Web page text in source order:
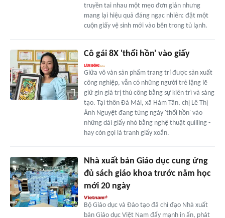
truyền tai nhau một mẹo đơn giản nhưng
mang lại hiệu quả đáng ngạc nhiên: đặt một
cuộn giấy vệ sinh mới vào bên trong tủ lạnh.
Cô gái 8X 'thổi hồn' vào giấy
Giữa vô vàn sản phẩm trang trí được sản xuất
công nghiệp, vẫn có những người trẻ lặng lẽ
giữ gìn giá trị thủ công bằng sự kiên trì và sáng
tạo. Tại thôn Đá Mài, xã Hàm Tân, chị Lê Thị
Ánh Nguyệt đang từng ngày 'thổi hồn' vào
những dải giấy nhỏ bằng nghệ thuật quilling -
hay còn gọi là tranh giấy xoắn.
Nhà xuất bản Giáo dục cung ứng
đủ sách giáo khoa trước năm học
mới 20 ngày
Bộ Giáo dục và Đào tạo đã chỉ đạo Nhà xuất
bản Giáo dục Việt Nam đẩy mạnh in ấn, phát